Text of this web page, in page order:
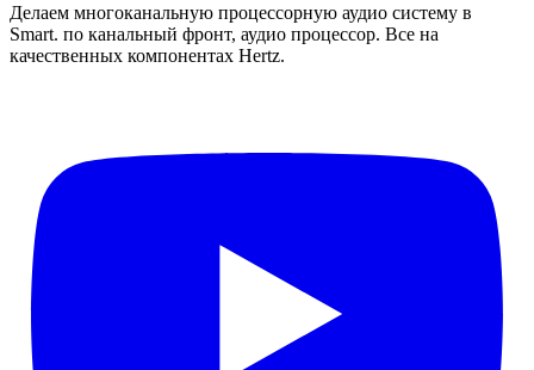
Делаем многоканальную процессорную аудио систему в
Smart. по канальный фронт, аудио процессор. Все на
качественных компонентах Hertz.